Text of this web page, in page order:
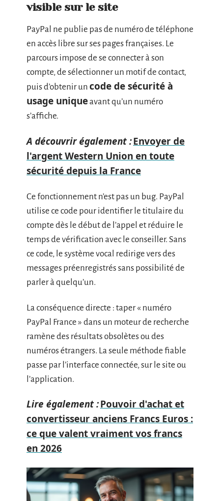
visible sur le site
PayPal ne publie pas de numéro de téléphone
en accès libre sur ses pages françaises. Le
parcours impose de se connecter à son
compte, de sélectionner un motif de contact,
puis d’obtenir un code de sécurité à
usage uniqueavant qu’un numéro
s’affiche.
A découvrir également :Envoyer de
l'argent Western Union en toute
sécurité depuis la France
Ce fonctionnement n’est pas un bug. PayPal
utilise ce code pour identifier le titulaire du
compte dès le début de l’appel et réduire le
temps de vérification avec le conseiller. Sans
ce code, le système vocal redirige vers des
messages préenregistrés sans possibilité de
parler à quelqu’un.
La conséquence directe : taper « numéro
PayPal France » dans un moteur de recherche
ramène des résultats obsolètes ou des
numéros étrangers. La seule méthode fiable
passe par l’interface connectée, sur le site ou
l’application.
Lire également :Pouvoir d'achat et
convertisseur anciens Francs Euros :
ce que valent vraiment vos francs
en 2026